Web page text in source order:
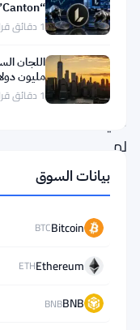
إسترليني.
من
الأسئلة
التي
لم
تُجاب
بعد
حول
بالفعل
أغسطس1 دقائق قراءة · Aug 7, 2026
مليون
تعثر1 دقائق قراءة · Aug 7, 2026
بيانات السوق
Bitcoin
BTC
Ethereum
ETH
BNB
BNB